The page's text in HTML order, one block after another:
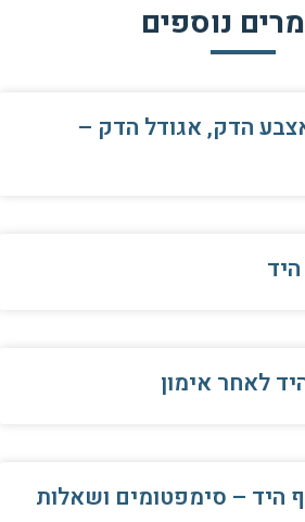
נוספים
הדק, אגודל הדק –
לאחר אימון
היד – סימפטומים ושאלות